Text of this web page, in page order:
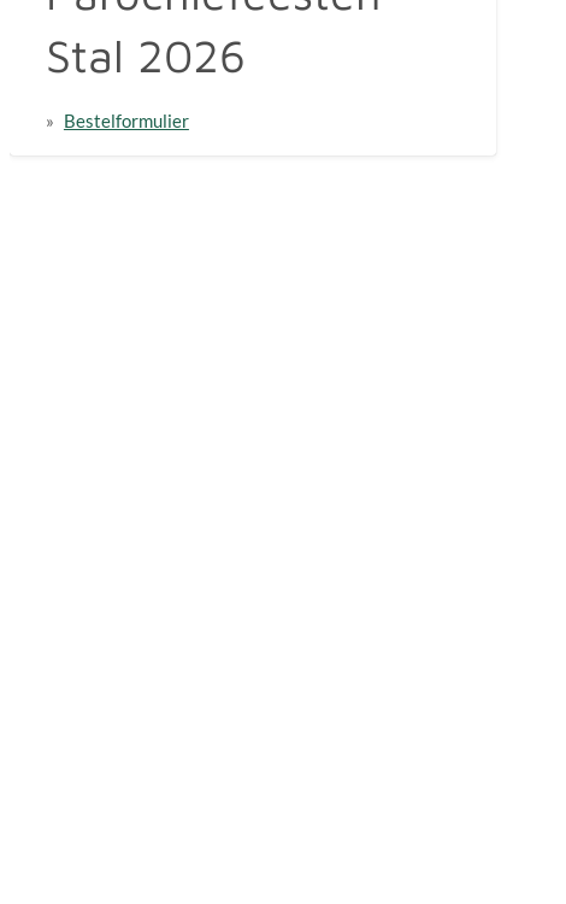
Stal 2026
Bestelformulier